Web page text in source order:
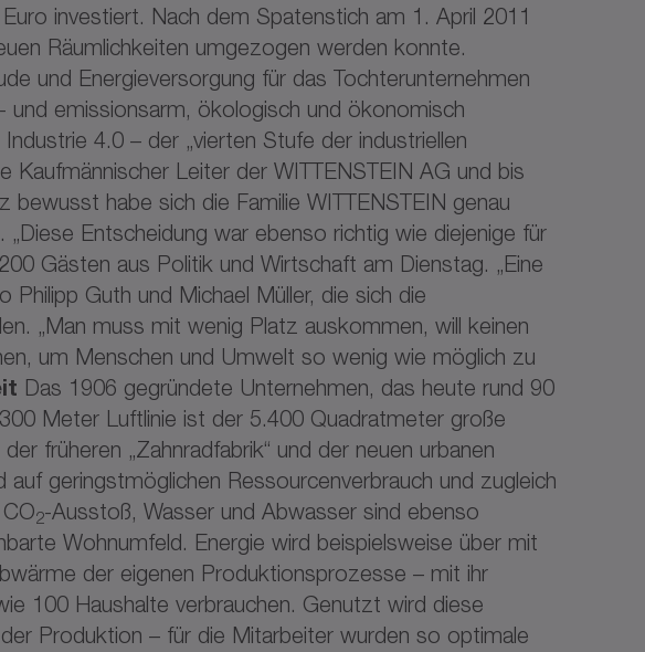
investiert. Nach dem Spatenstich am 1. April 2011
Räumlichkeiten umgezogen werden konnte.
und Energieversorgung für das Tochterunternehmen
und emissionsarm, ökologisch und ökonomisch
4.0 – der „vierten Stufe der industriellen
Kaufmännischer Leiter der WITTENSTEIN AG und bis
habe sich die Familie WITTENSTEIN genau
Entscheidung war ebenso richtig wie diejenige für
Gästen aus Politik und Wirtschaft am Dienstag. „Eine
Philipp Guth und Michael Müller, die sich die
„Man muss mit wenig Platz auskommen, will keinen
um Menschen und Umwelt so wenig wie möglich zu
Das 1906 gegründete Unternehmen, das heute rund 90
Meter Luftlinie ist der 5.400 Quadratmeter große
früheren „Zahnradfabrik“ und der neuen urbanen
geringstmöglichen Ressourcenverbrauch und zugleich
2-Ausstoß, Wasser und Abwasser sind ebenso
Wohnumfeld. Energie wird beispielsweise über mit
der eigenen Produktionsprozesse – mit ihr
100 Haushalte verbrauchen. Genutzt wird diese
Produktion – für die Mitarbeiter wurden so optimale